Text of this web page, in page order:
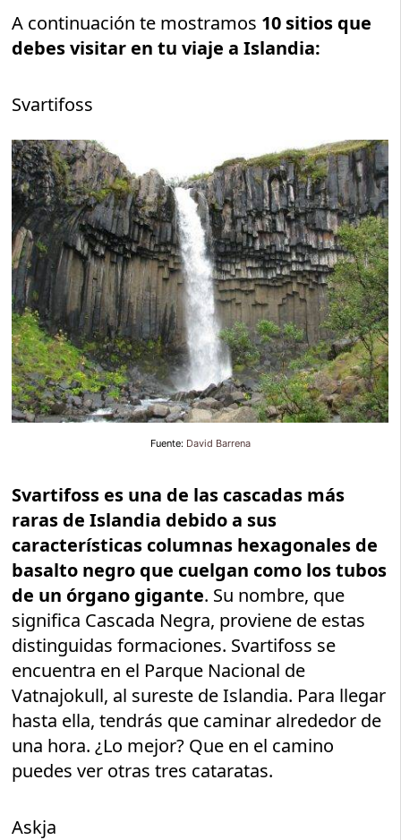
A continuación te mostramos 10 sitios que
debes visitar en tu viaje a Islandia:
Svartifoss
Fuente: David Barrena
Svartifoss es una de las cascadas más
raras de Islandia debido a sus
características columnas hexagonales de
basalto negro que cuelgan como los tubos
de un órgano gigante. Su nombre, que
significa Cascada Negra, proviene de estas
distinguidas formaciones. Svartifoss se
encuentra en el Parque Nacional de
Vatnajokull, al sureste de Islandia. Para llegar
hasta ella, tendrás que caminar alrededor de
una hora. ¿Lo mejor? Que en el camino
puedes ver otras tres cataratas.
Askja